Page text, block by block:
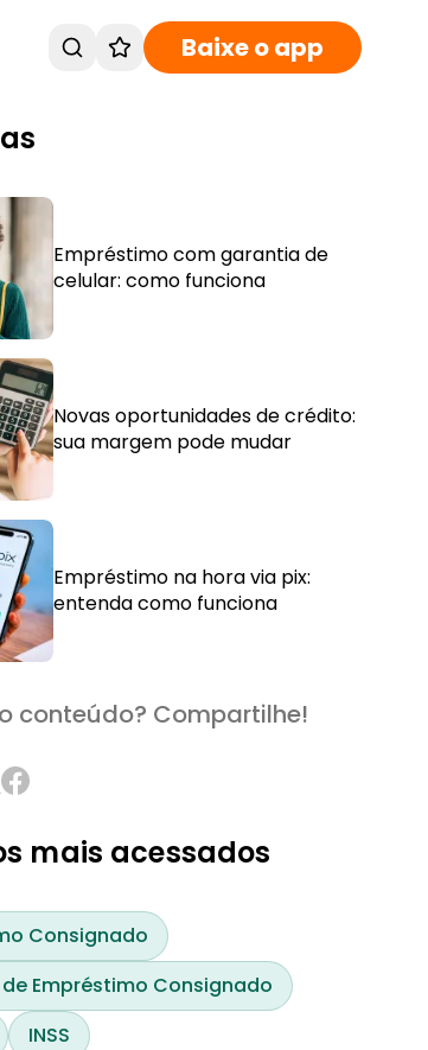
Baixe o app
Empréstimo com garantia de
celular: como funciona
Novas oportunidades de crédito:
sua margem pode mudar
Empréstimo na hora via pix:
entenda como funciona
conteúdo? Compartilhe!
mais acessados
Consignado
Empréstimo Consignado
INSS